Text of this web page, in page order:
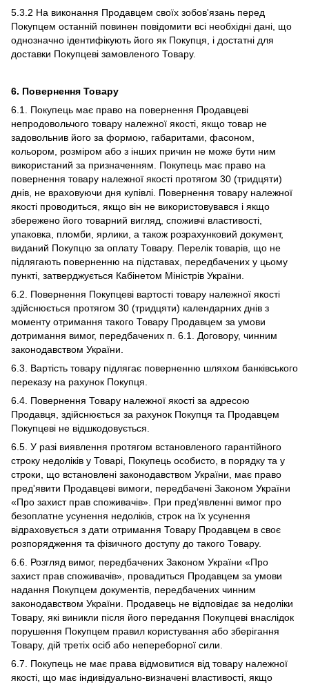
5.3.2 На виконання Продавцем своїх зобов'язань перед
Покупцем останній повинен повідомити всі необхідні дані, що
однозначно ідентифікують його як Покупця, і достатні для
доставки Покупцеві замовленого Товару.
6. Повернення Товару
6.1. Покупець має право на повернення Продавцеві
непродовольчого товару належної якості, якщо товар не
задовольнив його за формою, габаритами, фасоном,
кольором, розміром або з інших причин не може бути ним
використаний за призначенням. Покупець має право на
повернення товару належної якості протягом 30 (тридцяти)
днів, не враховуючи дня купівлі. Повернення товару належної
якості проводиться, якщо він не використовувався і якщо
збережено його товарний вигляд, споживчі властивості,
упаковка, пломби, ярлики, а також розрахунковий документ,
виданий Покупцю за оплату Товару. Перелік товарів, що не
підлягають поверненню на підставах, передбачених у цьому
пункті, затверджується Кабінетом Міністрів України.
6.2. Повернення Покупцеві вартості товару належної якості
здійснюється протягом 30 (тридцяти) календарних днів з
моменту отримання такого Товару Продавцем за умови
дотримання вимог, передбачених п. 6.1. Договору, чинним
законодавством України.
6.3. Вартість товару підлягає поверненню шляхом банківського
переказу на рахунок Покупця.
6.4. Повернення Товару належної якості за адресою
Продавця, здійснюється за рахунок Покупця та Продавцем
Покупцеві не відшкодовується.
6.5. У разі виявлення протягом встановленого гарантійного
строку недоліків у Товарі, Покупець особисто, в порядку та у
строки, що встановлені законодавством України, має право
пред'явити Продавцеві вимоги, передбачені Законом України
«Про захист прав споживачів». При пред’явленні вимог про
безоплатне усунення недоліків, строк на їх усунення
відраховується з дати отримання Товару Продавцем в своє
розпорядження та фізичного доступу до такого Товару.
6.6. Розгляд вимог, передбачених Законом України «Про
захист прав споживачів», провадиться Продавцем за умови
надання Покупцем документів, передбачених чинним
законодавством України. Продавець не відповідає за недоліки
Товару, які виникли після його передання Покупцеві внаслідок
порушення Покупцем правил користування або зберігання
Товару, дій третіх осіб або непереборної сили.
6.7. Покупець не має права відмовитися від товару належної
якості, що має індивідуально-визначені властивості, якщо